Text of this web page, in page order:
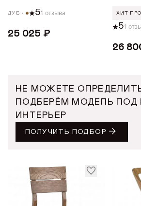
ДУБ 51 отзыва
25 025 ₽
ХИТ
51
26
НЕ МОЖЕТЕ
ПОДБЕРЁМ МОДЕЛЬ ПОД
ИНТЕРЬЕР
ПОЛУЧИТЬ ПОДБОР
ДОБРО